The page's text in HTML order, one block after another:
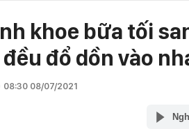
khoe bữa tối
đổ dồn vào
08:30 08/07/2021